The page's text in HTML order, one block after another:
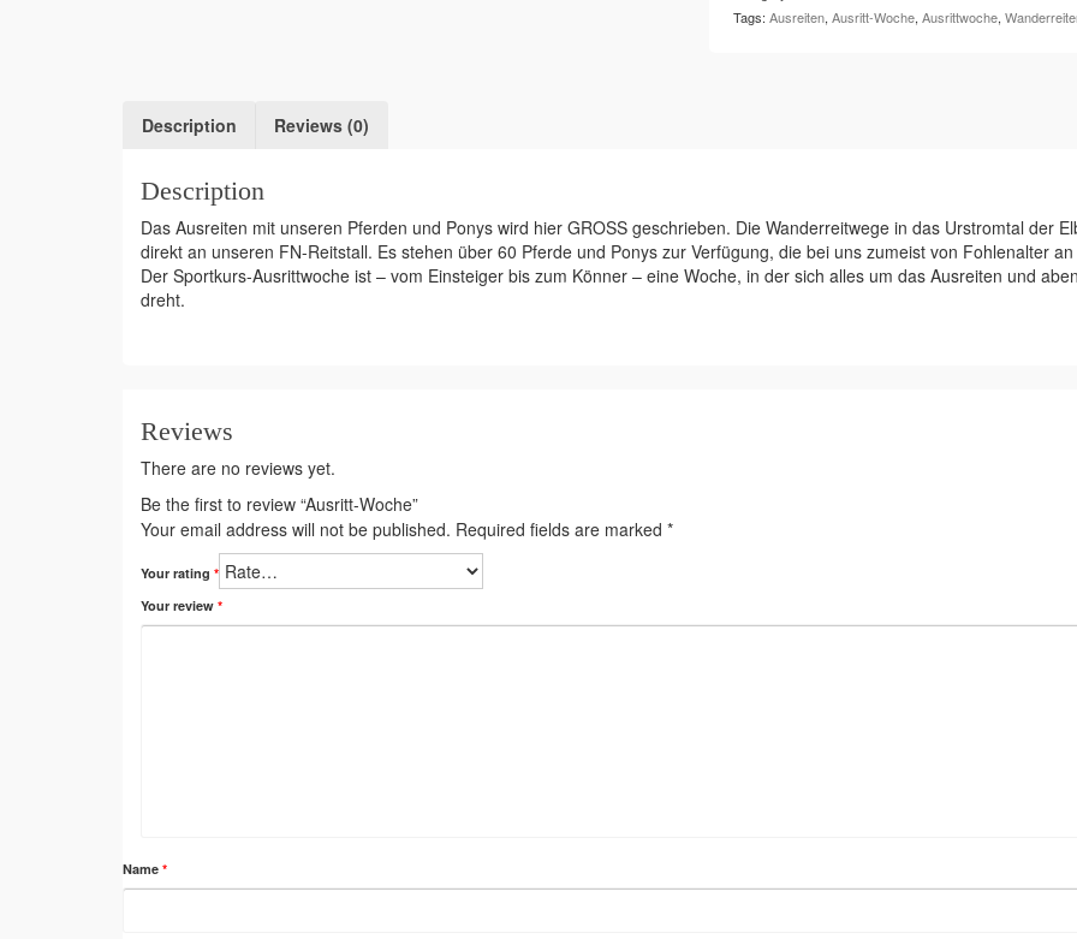
Tags: Ausreiten, Ausritt-Woche, Ausrittwoche,
Description Reviews (0)
Description
Das Ausreiten mit unseren Pferden und Ponys wird hier GROSS geschrieben. Die Wanderreitwege in das Urstromtal der
direkt an unseren FN-Reitstall. Es stehen über 60 Pferde und Ponys zur Verfügung, die bei uns zumeist von Fohlenalter
Der Sportkurs-Ausrittwoche ist – vom Einsteiger bis zum Könner – eine Woche, in der sich alles um das Ausreiten und
dreht.
Reviews
There are no reviews yet.
Be the first to review “Ausritt-Woche”
Your email address will not be published. Required fields are marked *
Your rating *
Your review *
Name *